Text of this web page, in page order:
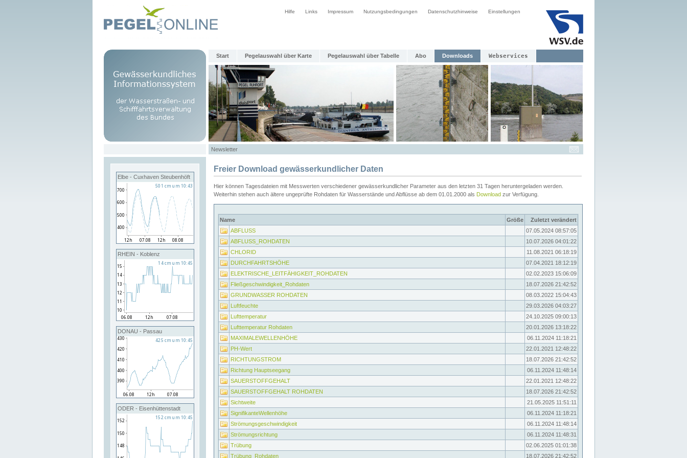
Hilfe Links Impressum Nutzungsbedingungen Datenschutzhinweise Einstellungen
Start Pegelauswahl über Karte Pegelauswahl über Tabelle Abo Downloads Webservices
Newsletter
Elbe - Cuxhaven Steubenhöft
RHEIN - Koblenz
DONAU - Passau
ODER - Eisenhüttenstadt
Freier Download gewässerkundlicher Daten
Hier können Tagesdateien mit Messwerten verschiedener gewässerkundlicher Parameter aus den letzten 31 Tagen heruntergeladen werden.
Weiterhin stehen auch ältere ungeprüfte Rohdaten für Wasserstände und Abflüsse ab dem 01.01.2000 als Download zur Verfügung.
Name Größe
Zuletzt verändert
ABFLUSS
07.05.2024 08:57:05
ABFLUSS_ROHDATEN
10.07.2026 04:01:22
CHLORID
11.08.2021 06:18:19
DURCHFAHRTSHÖHE
07.04.2021 18:12:19
ELEKTRISCHE_LEITFÄHIGKEIT_ROHDATEN
02.02.2023 15:06:09
Fließgeschwindigkeit_Rohdaten
18.07.2026 21:42:52
GRUNDWASSER ROHDATEN
08.03.2022 15:04:43
Luftfeuchte
29.03.2026 04:03:27
Lufttemperatur
24.10.2025 09:00:13
Lufttemperatur Rohdaten
20.01.2026 13:18:22
MAXIMALEWELLENHÖHE
06.11.2024 11:18:21
PH-Wert
22.01.2021 12:48:22
RICHTUNGSTROM
18.07.2026 21:42:52
Richtung Hauptseegang
06.11.2024 11:48:14
SAUERSTOFFGEHALT
22.01.2021 12:48:22
SAUERSTOFFGEHALT ROHDATEN
18.07.2026 21:42:52
Sichtweite
21.05.2025 11:51:11
SignifikanteWellenhöhe
06.11.2024 11:18:21
Strömungsgeschwindigkeit
06.11.2024 11:48:14
Strömungsrichtung
06.11.2024 11:48:31
Trübung
02.06.2025 01:01:38
Trübung_Rohdaten
18.07.2026 21:42:52